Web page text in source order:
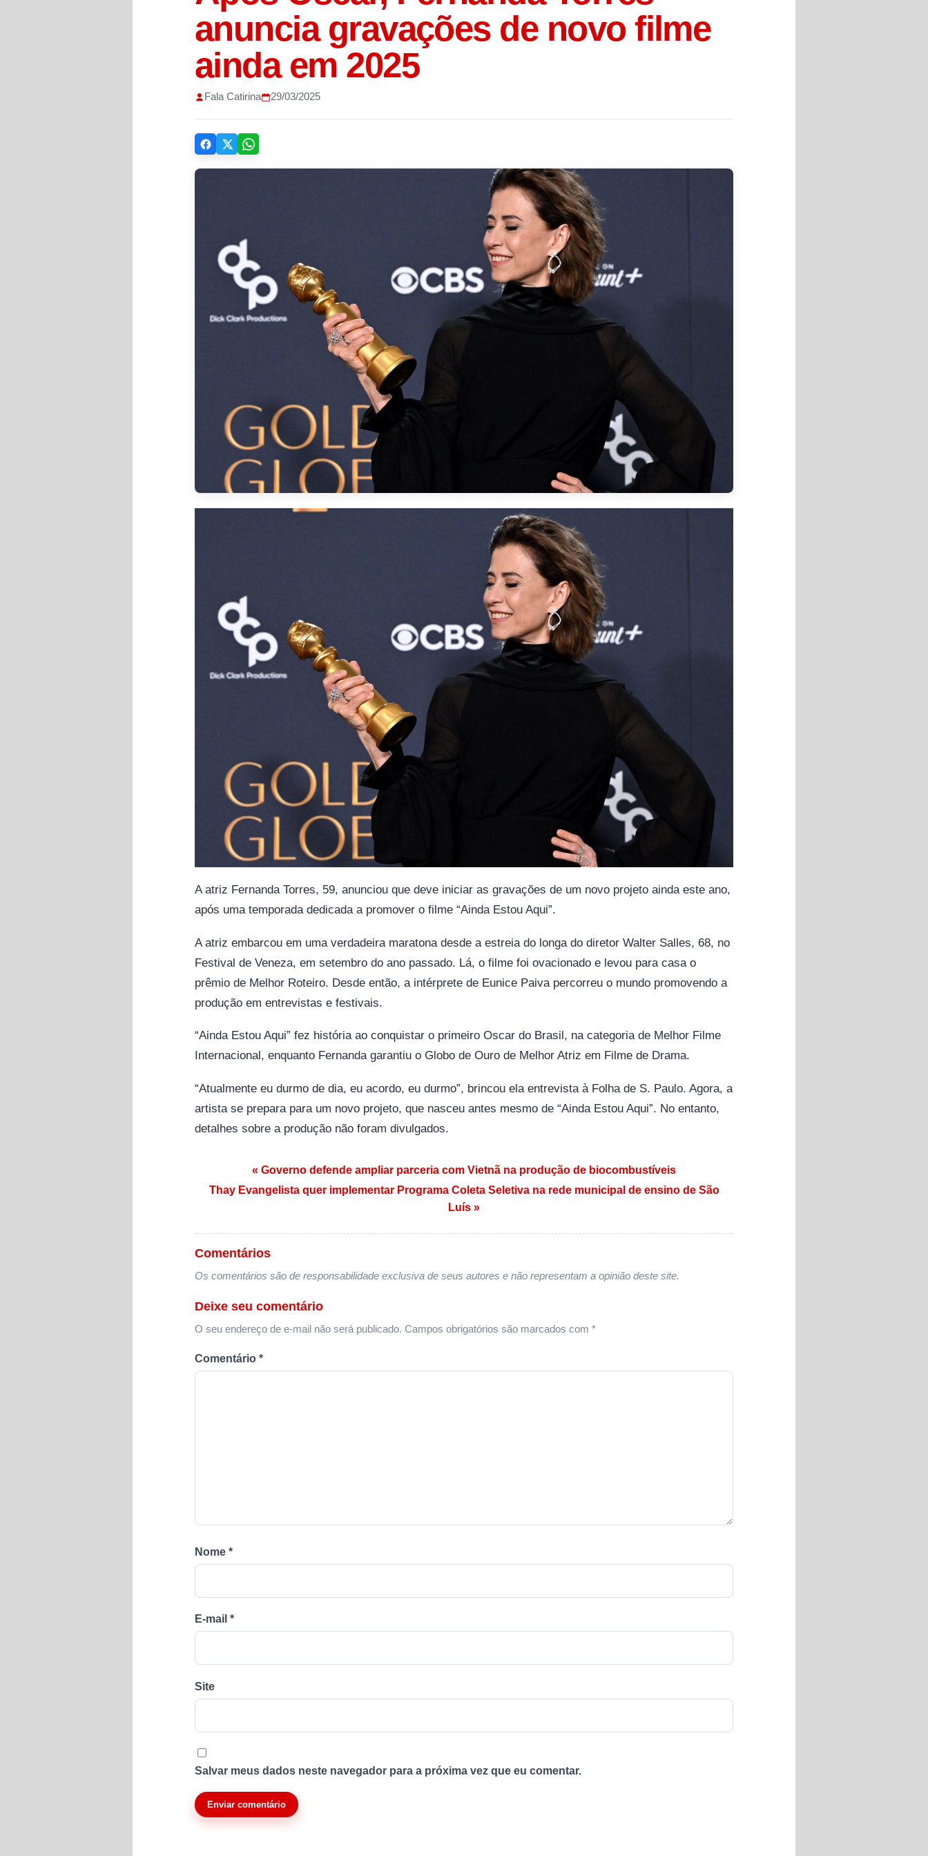
anuncia gravações de novo filme
ainda em 2025
Fala Catirina 29/03/2025
A atriz Fernanda Torres, 59, anunciou que deve iniciar as gravações de um novo projeto ainda este ano,
após uma temporada dedicada a promover o filme “Ainda Estou Aqui”.
A atriz embarcou em uma verdadeira maratona desde a estreia do longa do diretor Walter Salles, 68, no
Festival de Veneza, em setembro do ano passado. Lá, o filme foi ovacionado e levou para casa o
prêmio de Melhor Roteiro. Desde então, a intérprete de Eunice Paiva percorreu o mundo promovendo a
produção em entrevistas e festivais.
“Ainda Estou Aqui” fez história ao conquistar o primeiro Oscar do Brasil, na categoria de Melhor Filme
Internacional, enquanto Fernanda garantiu o Globo de Ouro de Melhor Atriz em Filme de Drama.
“Atualmente eu durmo de dia, eu acordo, eu durmo”, brincou ela entrevista à Folha de S. Paulo. Agora, a
artista se prepara para um novo projeto, que nasceu antes mesmo de “Ainda Estou Aqui”. No entanto,
detalhes sobre a produção não foram divulgados.
Navegação de Post
« Governo defende ampliar parceria com Vietnã na produção de biocombustíveis
Thay Evangelista quer implementar Programa Coleta Seletiva na rede municipal de ensino de São
Luís »
Comentários
Os comentários são de responsabilidade exclusiva de seus autores e não representam a opinião deste site.
Deixe seu comentário
O seu endereço de e-mail não será publicado. Campos obrigatórios são marcados com *
Comentário *
Nome *
E-mail *
Site
Salvar meus dados neste navegador para a próxima vez que eu comentar.